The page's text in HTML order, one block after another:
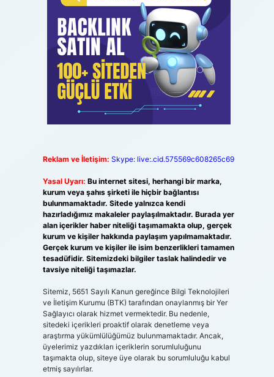
Reklam ve İletişim: Skype: live:.cid.575569c608265c69
Yasal Uyarı: Bu internet sitesi, herhangi bir marka,
kurum veya şahıs şirketi ile hiçbir bağlantısı
bulunmamaktadır. Sitede yalnızca kendi
hazırladığımız makaleler paylaşılmaktadır. Burada yer
alan içerikler haber niteliği taşımamakta olup, gerçek
kurum ve kişiler hakkında paylaşım yapılmamaktadır.
Gerçek kurum ve kişiler ile isim benzerlikleri tamamen
tesadüfidir. Sitemizdeki bilgiler taslak halindedir ve
tavsiye niteliği taşımazlar.
Sitemiz, 5651 Sayılı Kanun gereğince Bilgi Teknolojileri
ve İletişim Kurumu (BTK) tarafından onaylanmış bir Yer
Sağlayıcı olarak hizmet vermektedir. Bu nedenle,
sitedeki içerikleri proaktif olarak denetleme veya
araştırma yükümlülüğümüz bulunmamaktadır. Ancak,
üyelerimiz yazdıkları içeriklerin sorumluluğunu
taşımakta olup, siteye üye olarak bu sorumluluğu kabul
etmiş sayılırlar.